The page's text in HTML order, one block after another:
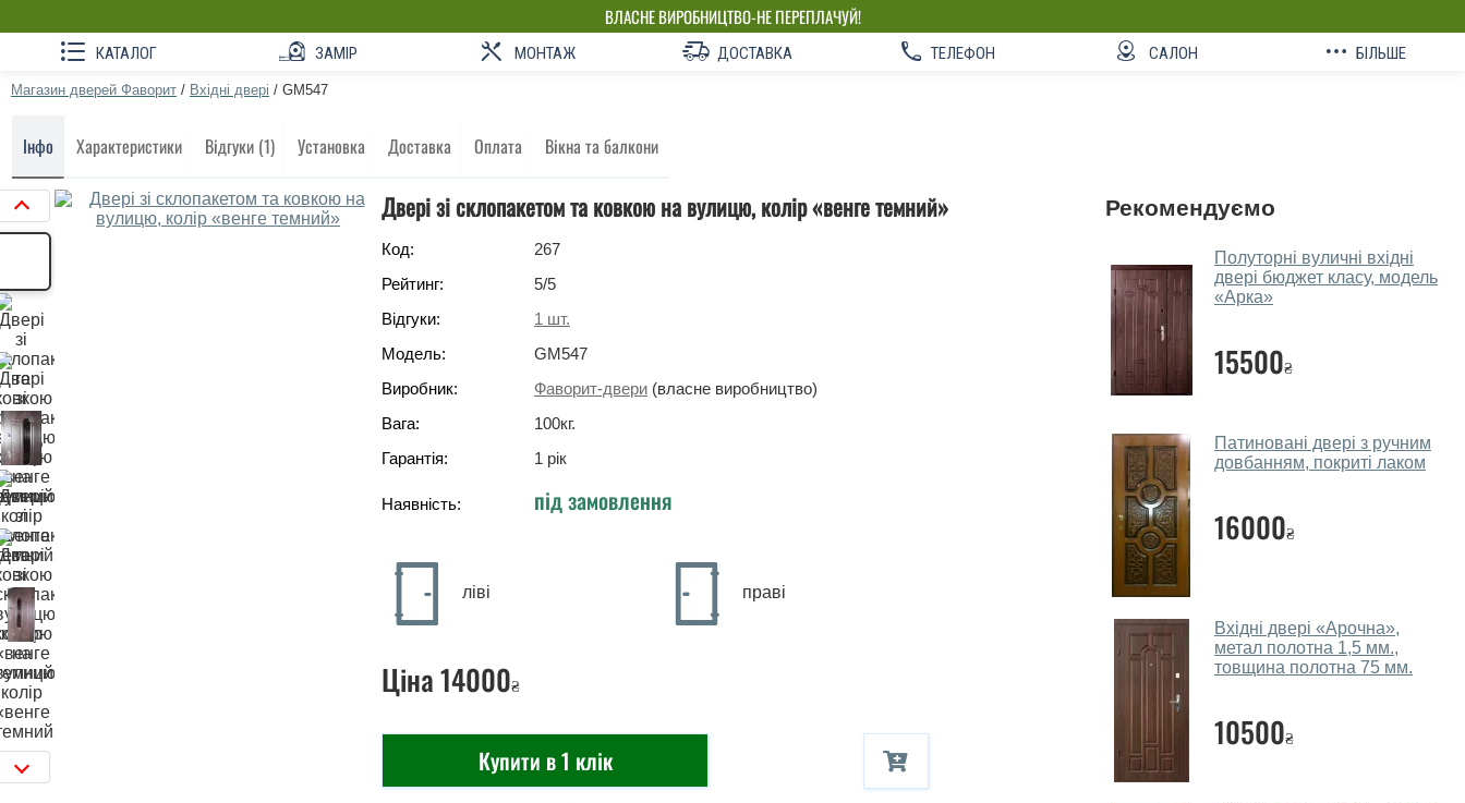
ВЛАСНЕ ВИРОБНИЦТВО-НЕ ПЕРЕПЛАЧУЙ!
КАТАЛОГ ЗАМІР МОНТАЖ ДОСТАВКА ТЕЛЕФОН САЛОН БІЛЬШЕ
Магазин дверей Фаворит / Вхідні двері / GM547
Інфо Характеристики Відгуки (1) Установка Доставка Оплата Вікна та балкони
Двері зі склопакетом та ковкою на вулицю, колір «венге темний»
Код:
267
Рейтинг:
5/5
Відгуки:
1 шт.
Модель:
GM547
Виробник:
Фаворит-двери (власне виробництво)
Вага:
100кг.
Гарантія:
1 рік
Наявність: під замовлення
ліві праві
Ціна14000₴
Купити в 1 клік
Рекомендуємо
Полуторні вуличні вхідні
двері бюджет класу, модель
«Арка»
15500₴
Патиновані двері з ручним
довбанням, покриті лаком
16000₴
Вхідні двері «Арочна»,
метал полотна 1,5 мм.,
товщина полотна 75 мм.
10500₴